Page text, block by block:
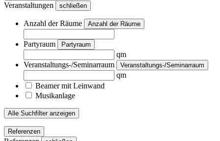
Veranstaltungen schließen
Anzahl der Räume Anzahl der Räume
Partyraum Partyraum
qm
Veranstaltungs-/Seminarraum
Veranstaltungs-/Seminarraum
qm
Beamer mit Leinwand
Musikanlage
Alle Suchfilter anzeigen
Referenzen